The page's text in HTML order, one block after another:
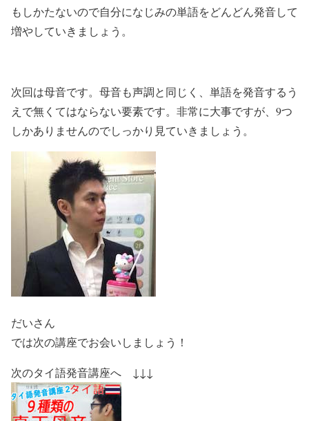
もしかたないので自分になじみの単語をどんどん発音して
増やしていきましょう。
次回は母音です。母音も声調と同じく、単語を発音するう
えで無くてはならない要素です。非常に大事ですが、9つ
しかありませんのでしっかり見ていきましょう。
だいさん
では次の講座でお会いしましょう！
次のタイ語発音講座へ ↓↓↓